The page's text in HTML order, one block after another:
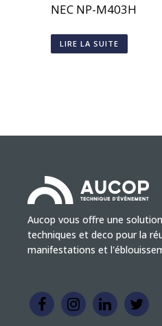
NEC NP-M403H
LIRE LA SUITE
Aucop vous offre une
techniques et deco pour la
manifestations et